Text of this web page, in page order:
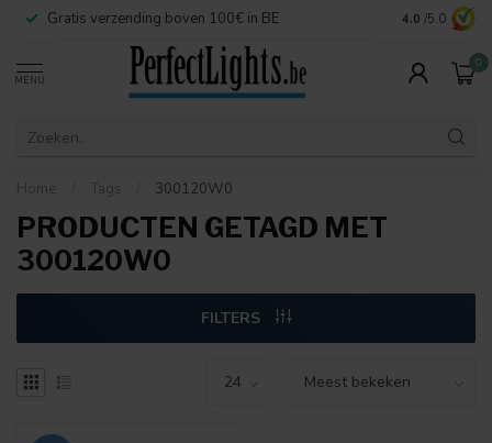
Gratis verzending boven 100€ in BE Veilige
4.0 /5.0
MENU
0
Home Tags 300120W0
PRODUCTEN GETAGD MET
300120W0
FILTERS